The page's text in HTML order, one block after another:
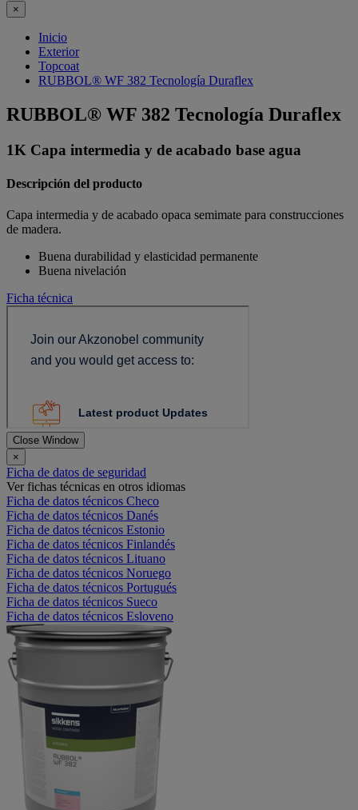
×
Inicio
Exterior
Topcoat
RUBBOL® WF 382 Tecnología Duraflex
RUBBOL® WF 382 Tecnología Duraflex
1K Capa intermedia y de acabado base agua
Descripción del producto
Capa intermedia y de acabado opaca semimate para construcciones
de madera.
Buena durabilidad y elasticidad permanente
Buena nivelación
Ficha técnica
Close Window
×
Ficha de datos de seguridad
Ver fichas técnicas en otros idiomas
Ficha de datos técnicos Checo
Ficha de datos técnicos Danés
Ficha de datos técnicos Estonio
Ficha de datos técnicos Finlandés
Ficha de datos técnicos Lituano
Ficha de datos técnicos Noruego
Ficha de datos técnicos Portugués
Ficha de datos técnicos Sueco
Ficha de datos técnicos Esloveno